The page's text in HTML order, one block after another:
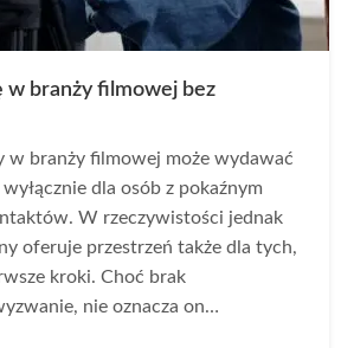
w branży filmowej bez
w branży filmowej może wydawać
dla osób z pokaźnym
W rzeczywistości jednak
oferuje przestrzeń także dla tych,
kroki. Choć brak
nie oznacza on…